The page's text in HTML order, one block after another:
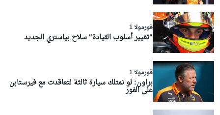
فورمولا 1
"تغيير أسلوب القيادة" سلاح بياستري الجديد
فورمولا 1
براون: لو نمتلك سيارة ثالثة لتعاقدت مع فيرستابن
على الفور